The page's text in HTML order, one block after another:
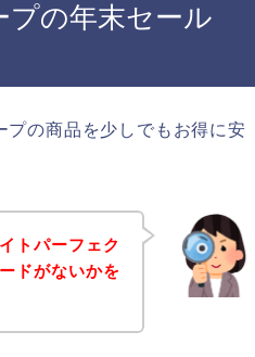
の年末セール
プの商品を少しでもお得に安
トパーフェク
ドがないかを